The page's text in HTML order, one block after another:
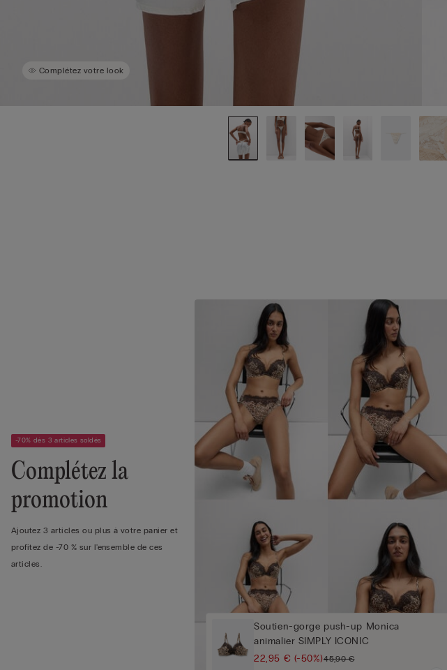
Complétez votre look
-70% dès 3 articles soldés
Complétez la
promotion
Ajoutez 3 articles ou plus à votre panier et
profitez de -70 % sur l'ensemble de ces
articles.
Soutien-gorge push-up Monica
animalier SIMPLY ICONIC
22,95 € (-50%)45,90 €